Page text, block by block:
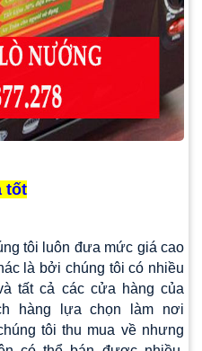
tốt
tôi luôn đưa mức giá cao
là bởi chúng tôi có nhiều
tất cả các cửa hàng của
hàng lựa chọn làm nơi
tôi thu mua về nhưng